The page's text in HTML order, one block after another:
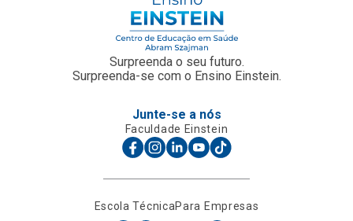
Surpreenda o seu futuro.
Surpreenda-se com o Ensino Einstein.
Junte-se a nós
Faculdade Einstein
Escola TécnicaPara Empresas